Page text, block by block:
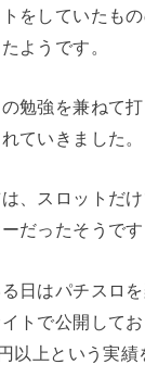
をしていたも
ようです。
勉強を兼ねて
ていきました。
、スロットだ
だったそうです
日はパチスロ
トで公開して
以上という実績